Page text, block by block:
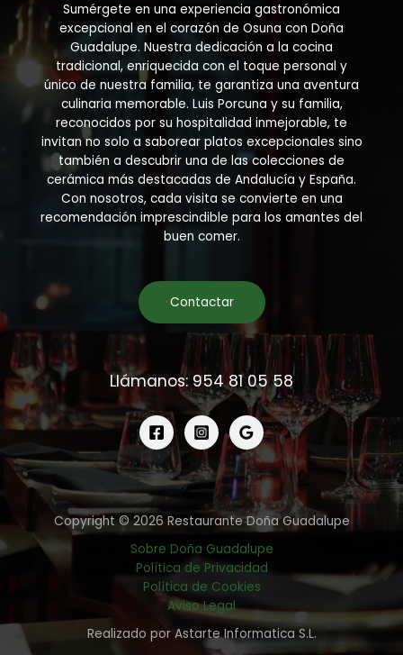
Sumérgete en una experiencia gastronómica
excepcional en el corazón de Osuna con Doña
Guadalupe. Nuestra dedicación a la cocina
tradicional, enriquecida con el toque personal y
único de nuestra familia, te garantiza una aventura
culinaria memorable. Luis Porcuna y su familia,
reconocidos por su hospitalidad inmejorable, te
invitan no solo a saborear platos excepcionales sino
también a descubrir una de las colecciones de
cerámica más destacadas de Andalucía y España.
Con nosotros, cada visita se convierte en una
recomendación imprescindible para los amantes del
buen comer.
Contactar
Llámanos: 954 81 05 58
Copyright © 2026 Restaurante Doña Guadalupe
Sobre Doña Guadalupe
Política de Privacidad
Política de Cookies
Aviso Legal
Realizado por Astarte Informatica S.L.